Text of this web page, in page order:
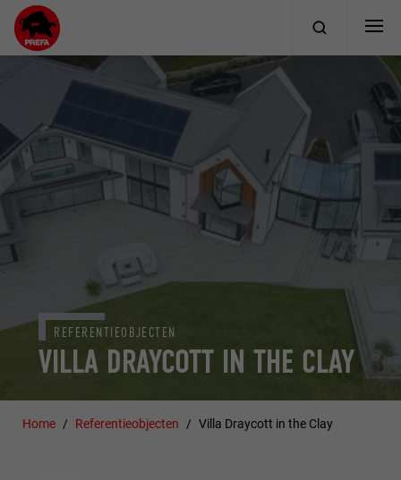
VILLA DRAYCOTT IN THE CLAY
REFERENTIEOBJECTEN
Home Referentieobjecten Villa Draycott in the Clay